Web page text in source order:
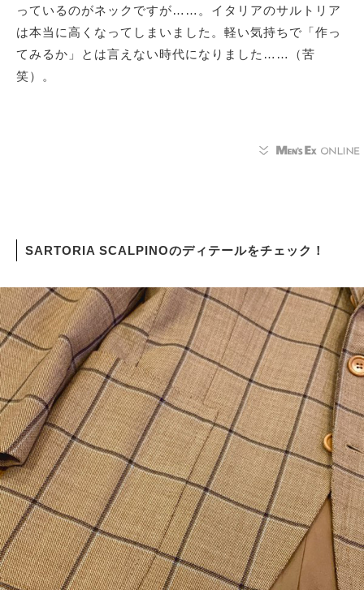
っているのがネックですが……。イタリアのサルトリア
は本当に高くなってしまいました。軽い気持ちで「作っ
てみるか」とは言えない時代になりました……（苦
笑）。
SARTORIA SCALPINOのディテールをチェック！